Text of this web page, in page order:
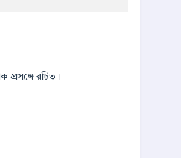
প্রসঙ্গে রচিত।